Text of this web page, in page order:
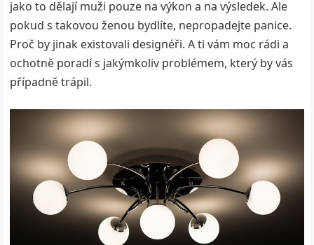
jako to dělají muži pouze na výkon a na výsledek. Ale
pokud s takovou ženou bydlíte, nepropadejte panice.
Proč by jinak existovali designéři. A ti vám moc rádi a
ochotně poradí s jakýmkoliv problémem, který by vás
případně trápil.